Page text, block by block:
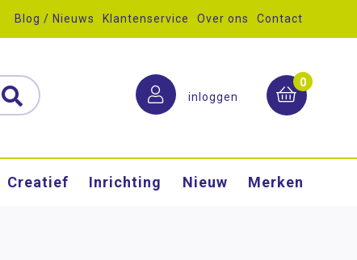
Blog / Nieuws Klantenservice Over ons Contact
inloggen
0
Creatief Inrichting Nieuw Merken